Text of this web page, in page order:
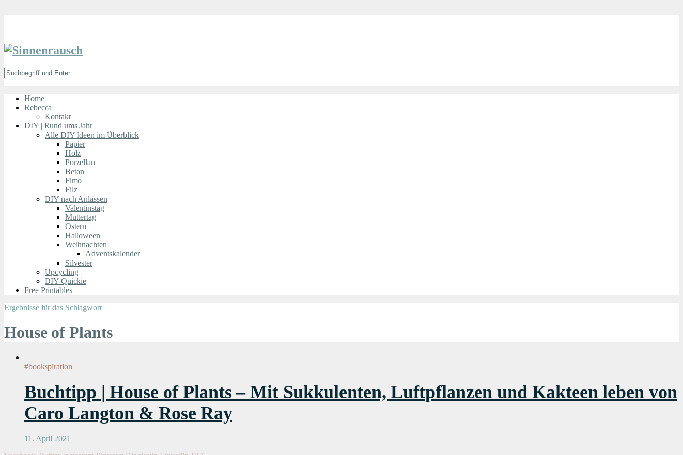
Home
Rebecca
Kontakt
DIY | Rund ums Jahr
Alle DIY Ideen im Überblick
Papier
Holz
Porzellan
Beton
Fimo
Filz
DIY nach Anlässen
Valentinstag
Muttertag
Ostern
Halloween
Weihnachten
Adventskalender
Silvester
Upcycling
DIY Quickie
Free Printables
Ergebnisse für das Schlagwort
House of Plants
#bookspiration
Buchtipp | House of Plants – Mit Sukkulenten, Luftpflanzen und Kakteen leben von
Caro Langton & Rose Ray
11. April 2021